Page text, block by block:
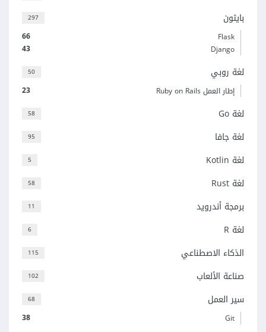
297 بايثون
66
Flask
43
Django
50 لغة روبي
23 إطار العمل Ruby on Rails
58 لغة Go
95 لغة جافا
5 لغة Kotlin
58 لغة Rust
11 برمجة أندرويد
6 لغة R
115 الذكاء الاصطناعي
102 صناعة الألعاب
68 سير العمل
38 Git